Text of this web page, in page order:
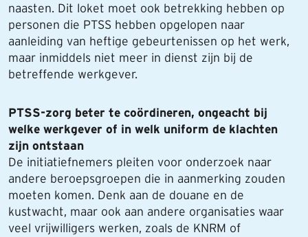
naasten. Dit loket moet ook betrekking hebben op
personen die PTSS hebben opgelopen naar
aanleiding van heftige gebeurtenissen op het werk,
maar inmiddels niet meer in dienst zijn bij de
betreffende werkgever.
PTSS-zorg beter te coördineren, ongeacht bij
welke werkgever of in welk uniform de klachten
zijn ontstaan
De initiatiefnemers pleiten voor onderzoek naar
andere beroepsgroepen die in aanmerking zouden
moeten komen. Denk aan de douane en de
kustwacht, maar ook aan andere organisaties waar
veel vrijwilligers werken, zoals de KNRM of